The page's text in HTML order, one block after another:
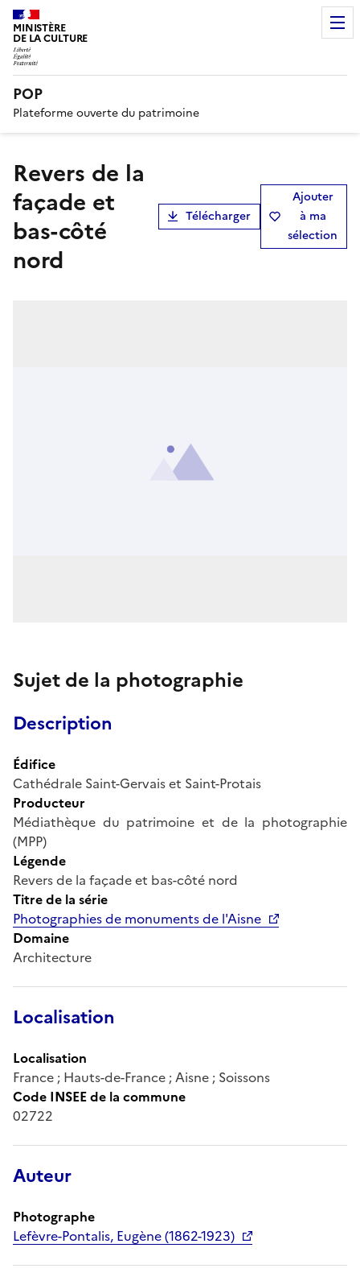
MINISTÈRE
DE LA CULTURE
POP
Plateforme ouverte du patrimoine
Revers de la
façade et
bas-côté
nord
Télécharger
Ajouter
à ma
sélection
Sujet de la photographie
Description
Édifice
Cathédrale Saint-Gervais et Saint-Protais
Producteur
Médiathèque du patrimoine et de la photographie
(MPP)
Légende
Revers de la façade et bas-côté nord
Titre de la série
Photographies de monuments de l'Aisne
Domaine
Architecture
Localisation
Localisation
France ; Hauts-de-France ; Aisne ; Soissons
Code INSEE de la commune
02722
Auteur
Photographe
Lefèvre-Pontalis, Eugène (1862-1923)